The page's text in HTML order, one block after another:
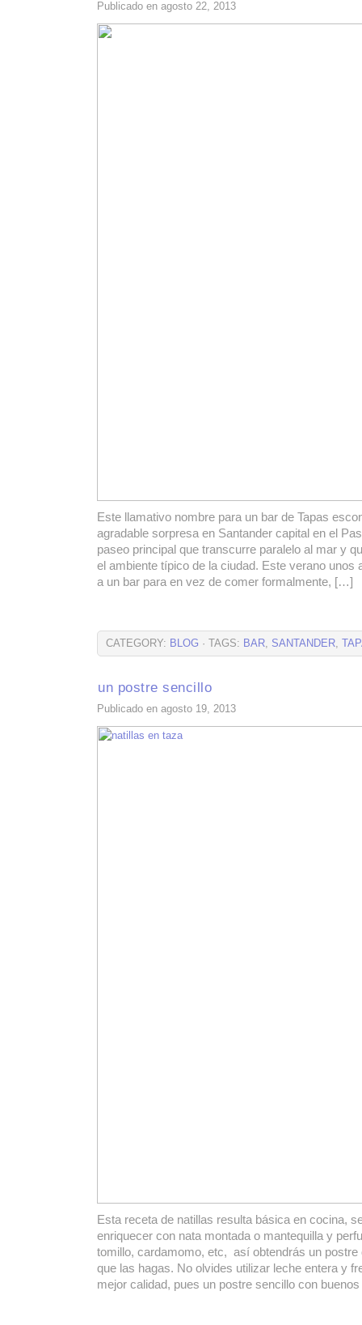
Publicado en agosto 22, 2013
Este llamativo nombre para un bar de Tapas
agradable sorpresa en Santander capital en el
paseo principal que transcurre paralelo al mar y
el ambiente típico de la ciudad. Este verano unos
a un bar para en vez de comer formalmente, […]
CATEGORY: BLOG · TAGS: BAR, SANTANDER,
un postre sencillo
Publicado en agosto 19, 2013
Esta receta de natillas resulta básica en cocina,
enriquecer con nata montada o mantequilla y
tomillo, cardamomo, etc, así obtendrás un postre
que las hagas. No olvides utilizar leche entera y
mejor calidad, pues un postre sencillo con